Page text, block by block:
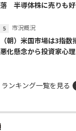
落 半導体株に売りも
市況概況
（朝）米国市場は3指
悪化懸念から投資家心
ランキング一覧を見る